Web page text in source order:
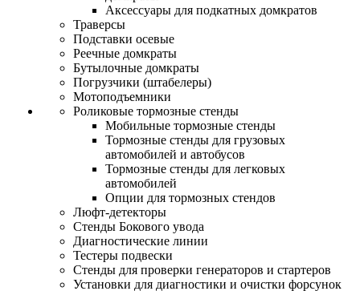
Аксессуары для подкатных домкратов
Траверсы
Подставки осевые
Реечные домкраты
Бутылочные домкраты
Погрузчики (штабелеры)
Мотоподъемники
Роликовые тормозные стенды
Мобильные тормозные стенды
Тормозные стенды для грузовых
автомобилей и автобусов
Тормозные стенды для легковых
автомобилей
Опции для тормозных стендов
Люфт-детекторы
Стенды Бокового увода
Диагностические линии
Тестеры подвески
Стенды для проверки генераторов и стартеров
Установки для диагностики и очистки форсунок